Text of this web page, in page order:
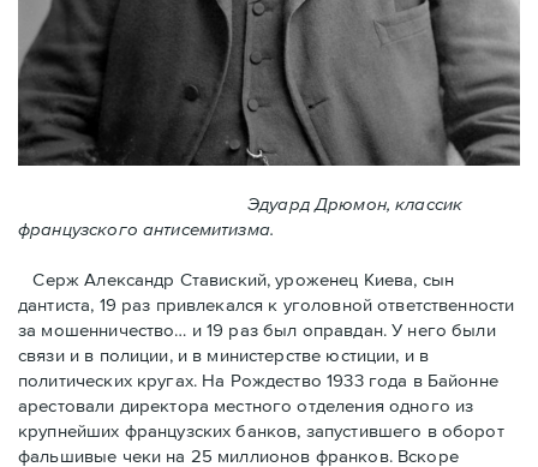
Эдуард Дрюмон, классик
французского антисемитизма.
Серж Александр Ставиский, уроженец Киева, сын
дантиста, 19 раз привлекался к уголовной ответственности
за мошенничество… и 19 раз был оправдан. У него были
связи и в полиции, и в министерстве юстиции, и в
политических кругах. На Рождество 1933 года в Байoнне
арестовали директора местного отделения одного из
крупнейших французских банков, запустившего в оборот
фальшивые чеки на 25 миллионов франков. Вскоре